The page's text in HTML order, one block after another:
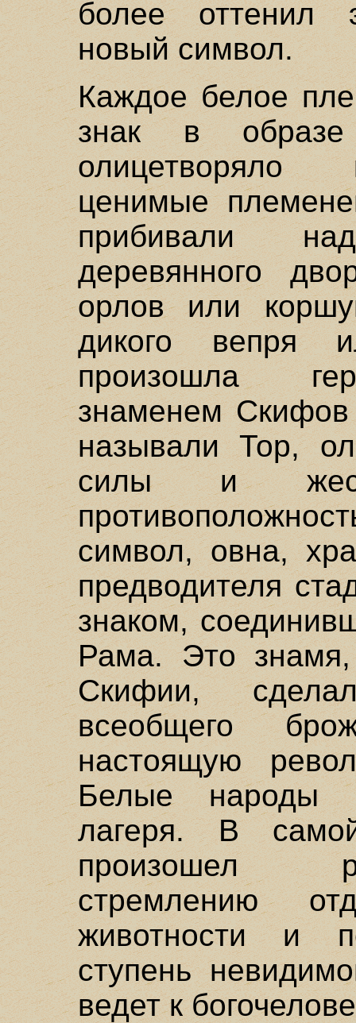
более оттенил
новый символ.
Каждое белое
знак в образе
олицетворяло
ценимые
прибивали
деревянного
орлов или
дикого вепря
произошла
знаменем
называли Тор,
силы и
символ, овна,
предводителя
знаком,
Рама. Это
Скифии,
всеобщего
настоящую
Белые народы
лагеря. В
произошел
стремлению
животности и
ступень
ведет к